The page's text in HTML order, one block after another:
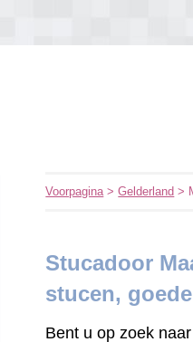
Voorpagina>Gelderland >
Stucadoor
stucen,
Bent u op zoek